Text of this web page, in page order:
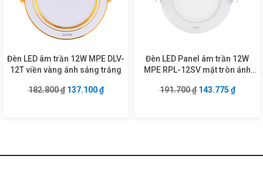
Đèn LED âm trần 12W MPE DLV-
12T viền vàng ánh sáng trắng
182.800₫ Giá gốc là: 182.800 ₫.
137.100₫Giá hiện tại là: 137.100 ₫.
Đèn LED Panel âm trần 12W
MPE RPL-12SV mặt tròn ánh
191.700₫ Giá gốc là:
143.775 ₫Giá